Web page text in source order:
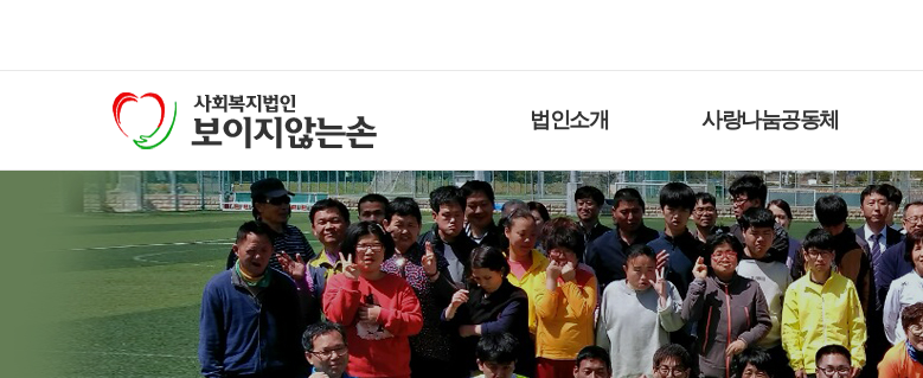
법인소개 사랑나눔공동체